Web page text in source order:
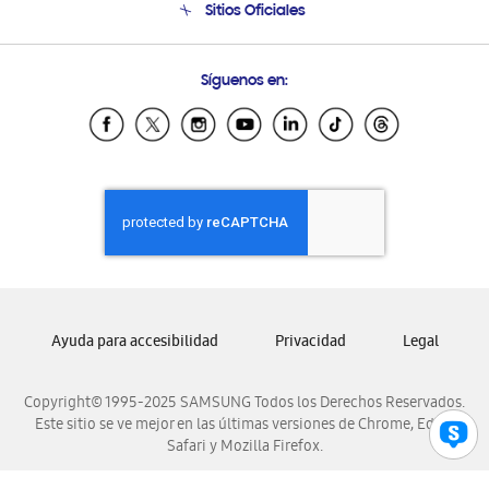
Soporte vía eMail
Sitios Oficiales
Samsung Ecuador
Samsung El Salvador
Samsung Honduras
Samsung Nicaragua
Samsung Panamá
Samsung Venezuela
Síguenos en:
Copyright© 1995-2025 SAMSUNG Todos los Derechos Reservados.
Este sitio se ve mejor en las últimas versiones de Chrome, Edge,
Safari y Mozilla Firefox.
Ayuda para accesibilidad Privacidad Legal